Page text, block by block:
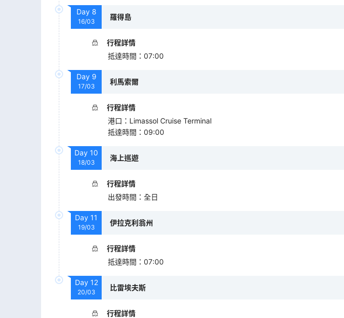
Day 8
16/03
羅得島
行程詳情
抵達時間 ： 07:00
Day 9
17/03
利馬索爾
行程詳情
港口 ： Limassol Cruise Terminal
抵達時間 ： 09:00
Day 10
18/03
海上巡遊
行程詳情
出發時間 ： 全日
Day 11
19/03
伊拉克利翁州
行程詳情
抵達時間 ： 07:00
Day 12
20/03
比雷埃夫斯
行程詳情